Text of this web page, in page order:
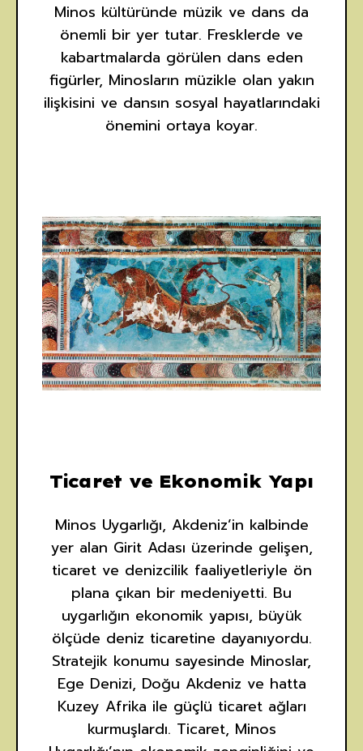
Minos kültüründe müzik ve dans da
önemli bir yer tutar. Fresklerde ve
kabartmalarda görülen dans eden
figürler, Minosların müzikle olan yakın
ilişkisini ve dansın sosyal hayatlarındaki
önemini ortaya koyar.
Ticaret ve Ekonomik Yapı
Minos Uygarlığı, Akdeniz’in kalbinde
yer alan Girit Adası üzerinde gelişen,
ticaret ve denizcilik faaliyetleriyle ön
plana çıkan bir medeniyetti. Bu
uygarlığın ekonomik yapısı, büyük
ölçüde deniz ticaretine dayanıyordu.
Stratejik konumu sayesinde Minoslar,
Ege Denizi, Doğu Akdeniz ve hatta
Kuzey Afrika ile güçlü ticaret ağları
kurmuşlardı. Ticaret, Minos